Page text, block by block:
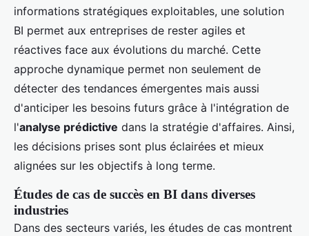
informations stratégiques exploitables, une solution
BI permet aux entreprises de rester agiles et
réactives face aux évolutions du marché. Cette
approche dynamique permet non seulement de
détecter des tendances émergentes mais aussi
d'anticiper les besoins futurs grâce à l'intégration de
l'analyse prédictive dans la stratégie d'affaires. Ainsi,
les décisions prises sont plus éclairées et mieux
alignées sur les objectifs à long terme.
Études de cas de succès en BI dans diverses
industries
Dans des secteurs variés, les études de cas montrent